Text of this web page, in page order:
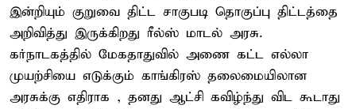
இன்றியும் குறுவை திட்ட சாகுபடி தொகுப்பு திட்டத்தை
அறிவித்து இருக்கிறது ரீல்ஸ் மாடல் அரசு.
கர்நாடகத்தில் மேகதாதுவில் அணை கட்ட எல்லா
முயற்சியை எடுக்கும் காங்கிரஸ் தலைமையிலான
அரசுக்கு எதிராக , தனது ஆட்சி கவிழ்ந்து விட கூடாது